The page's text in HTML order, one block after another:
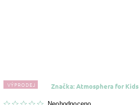
VÝPRODEJ Značka:Atmosphera for Kids